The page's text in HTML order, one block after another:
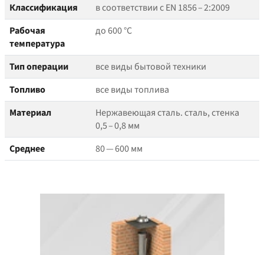
Классификация
в соответствии с EN 1856 – 2:2009
Рабочая
температура
до 600 °C
Тип операции
все виды бытовой техники
Топливо
все виды топлива
Материал
Нержавеющая сталь. сталь, стенка
0,5 – 0,8 мм
Среднее
80 — 600 мм